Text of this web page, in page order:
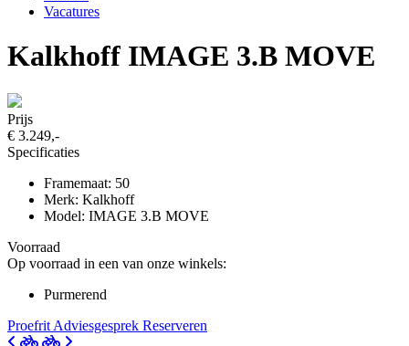
Vacatures
Kalkhoff IMAGE 3.B MOVE
Prijs
€ 3.249,-
Specificaties
Framemaat: 50
Merk: Kalkhoff
Model: IMAGE 3.B MOVE
Voorraad
Op voorraad in een van onze winkels:
Purmerend
Proefrit Adviesgesprek Reserveren